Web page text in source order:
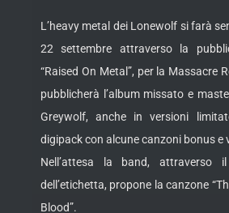
L’heavy metal dei Lonewolf si farà
22 settembre attraverso la
“Raised On Metal”, per la Massacre
pubblicherà l’album missato e
Greywolf, anche in versioni
digipack con alcune canzoni bonus e
Nell’attesa la band, attraverso
dell’etichetta, propone la canzone
Blood”.